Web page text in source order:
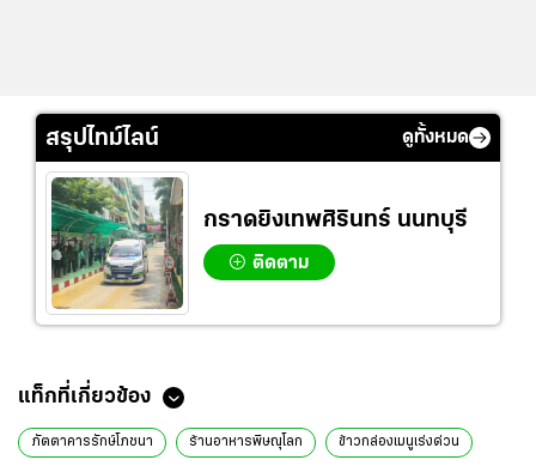
สรุปไทม์ไลน์ ดูทั้งหมด
กราดยิงเทพศิรินทร์ นนทบุรี
ติดตาม
ข่าวที่เกี่ยวข้อง
ร้านเนื้อตุ๋นริมถนนมิตรภาพ ชูเอ็นแก้วตุ๋น น้ำซุปใสรสเด็ด ราคาเริ่ม 60 บาท